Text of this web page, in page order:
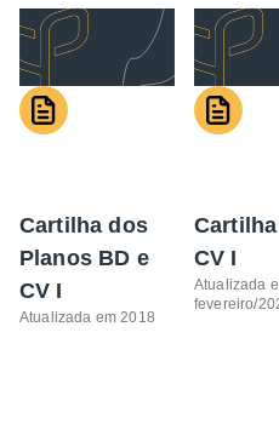
Cartilha dos
Planos BD e
CV I
Atualizada em 2018
CV I
Atualizada
fevereiro/